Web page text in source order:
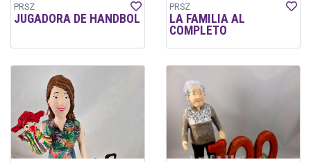
PRSZ
JUGADORA DE HANDBOL
PRSZ
LA FAMILIA AL
COMPLETO